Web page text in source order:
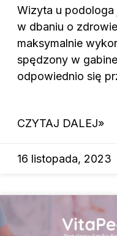
Wizyta u podologa
w dbaniu o
maksymalnie
spędzony w
odpowiednio się
CZYTAJ DALEJ»
16 listopada, 2023